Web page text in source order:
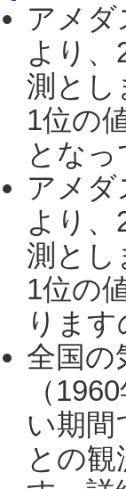
アメダ
より
測とし
1位の
とな
アメダ
より
測とし
1位の
りま
全国の
（
い期間
との